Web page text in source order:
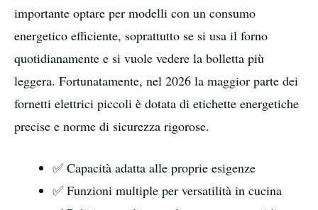
importante optare per modelli con un consumo
energetico efficiente, soprattutto se si usa il forno
quotidianamente e si vuole vedere la bolletta più
leggera. Fortunatamente, nel 2026 la maggior parte dei
fornetti elettrici piccoli è dotata di etichette energetiche
precise e norme di sicurezza rigorose.
✅ Capacità adatta alle proprie esigenze
✅ Funzioni multiple per versatilità in cucina